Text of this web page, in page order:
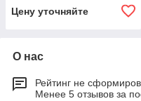
Цену уточняйте
О нас
Рейтинг не
Менее 5 отзывов за